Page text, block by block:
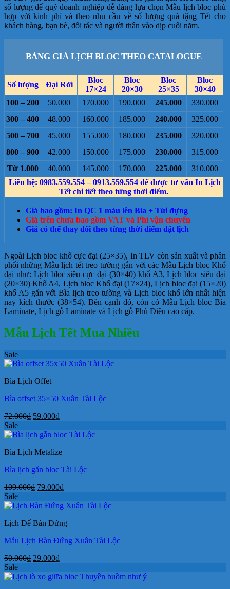
số lượng để quý doanh nghiệp dễ dàng lựa chọn Mẫu lịch bloc phù
hợp với kinh phí và theo nhu cầu về số lượng quà tặng Tết cho
khách hàng, bạn bè, đối tác và người thân vào dịp cuối năm.
BẢNG GIÁ LỊCH BLOC THEO CATALOGUE
Số lượng Đại Rời
Bloc
17×24
Bloc
20×30
Bloc
25×35
Bloc
30×40
100 – 200
50.000 170.000 190.000 245.000
330.000
300 – 400
48.000 160.000 185.000 240.000
325.000
500 – 700
45.000 155.000 180.000 235.000
320.000
800 – 900
42.000 150.000 175.000 230.000
315.000
Từ 1.000
40.000 145.000 170.000 225.000
310.000
Liên hệ: 0983.559.554 – 0913.559.554 để được tư vấn In Lịch
Tết chi tiết theo từng thời điểm.
Giá bao gồm: In QC 1 màu lên Bìa + Túi đựng
Giá trên chưa bao gồm VAT và Phí vận chuyển
Giá có thể thay đổi theo từng thời điểm đặt lịch
Ngoài Lịch bloc khổ cực đại (25×35), In TLV còn sản xuất và phân
phối những Mẫu lịch tết treo tường gắn với các Mẫu Lịch bloc Khổ
đại như: Lịch bloc siêu cực đại (30×40) khổ A3, Lịch bloc siêu đại
(20×30) Khổ A4, Lịch bloc Khổ đại (17×24), Lịch bloc đại (15×20)
khổ A5 gắn với Bìa lịch treo tường và Lịch bloc khổ lớn nhất hiện
nay kích thước (38×54). Bên cạnh đó, còn có Mẫu Lịch bloc Bìa
Laminate, Lịch gỗ Laminate và Lịch gỗ Phù Điêu cao cấp.
Mẫu Lịch Tết Mua Nhiều
Sale
Bìa Lịch Offet
Bìa offset 35×50 Xuân Tài Lộc
72.000₫ Giá
là:
59.000₫Giá
tại
59.000₫.
Sale
Bìa Lịch Metalize
Bìa lịch gắn bloc Tài Lộc
109.000₫ Giá
là:
79.000₫Giá
tại
79.000₫.
Sale
Lịch Để Bàn Đứng
Mẫu Lịch Bàn Đứng Xuân Tài Lộc
50.000₫ Giá
là:
29.000₫Giá
tại
Sale